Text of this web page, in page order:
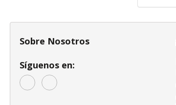
Sobre Nosotros
Síguenos en: